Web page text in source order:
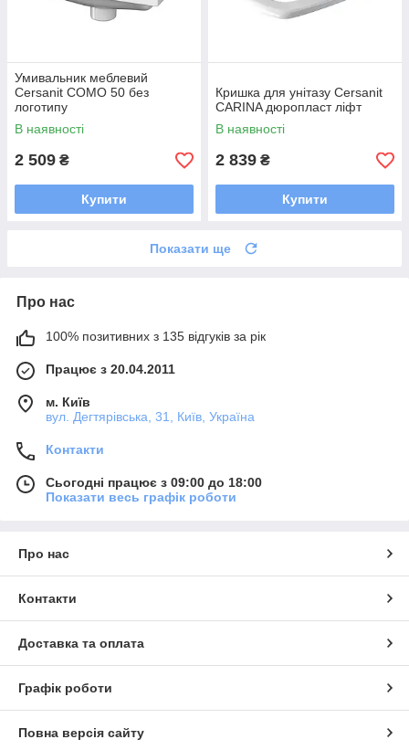
Умивальник меблевий
Cersanit COMO 50 без
логотипу
В наявності
2 509 ₴
Купити
Кришка для унітазу Cersanit
CARINA дюропласт ліфт
В наявності
2 839 ₴
Купити
Показати ще
Про нас
100% позитивних з 135 відгуків за рік
Працює з 20.04.2011
м. Київ
вул. Дегтярівська, 31, Київ, Україна
Контакти
Сьогодні працює з 09:00 до 18:00
Показати весь графік роботи
Про нас
Контакти
Доставка та оплата
Графік роботи
Повна версія сайту